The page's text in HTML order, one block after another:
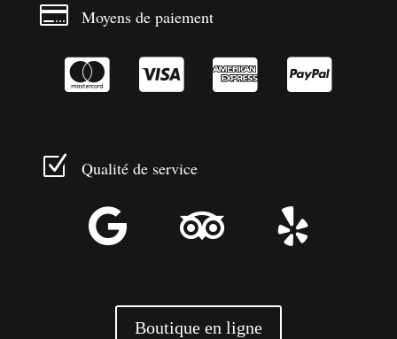
 Moyens de paiement
   
Z Qualité de service
  
Boutique en ligne